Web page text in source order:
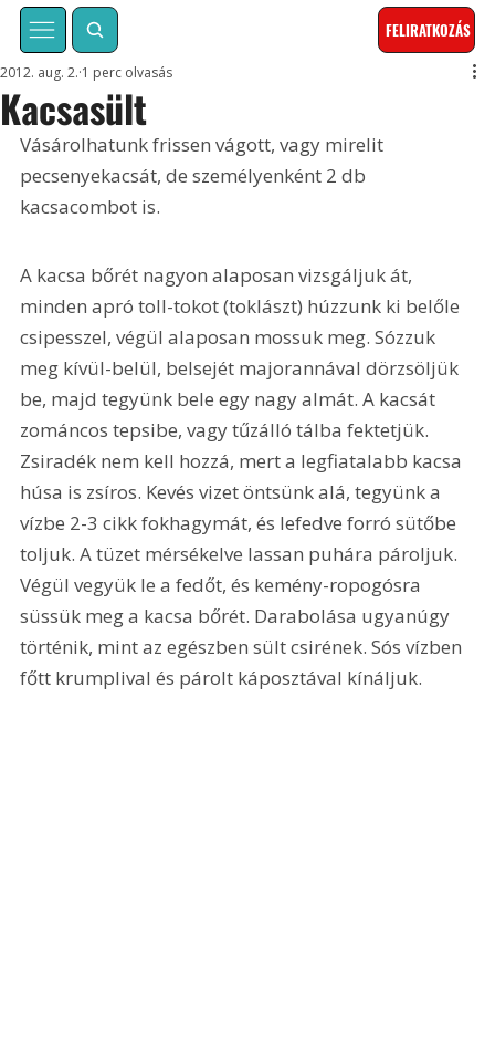
FELIRATKOZÁS
Kacsasült
2012. aug. 2. 1 perc olvasás
Vásárolhatunk frissen vágott, vagy mirelit
pecsenyekacsát, de személyenként 2 db
kacsacombot is.
A kacsa bőrét nagyon alaposan vizsgáljuk át,
minden apró toll-tokot (toklászt) húzzunk ki belőle
csipesszel, végül alaposan mossuk meg. Sózzuk
meg kívül-belül, belsejét majorannával dörzsöljük
be, majd tegyünk bele egy nagy almát. A kacsát
zománcos tepsibe, vagy tűzálló tálba fektetjük.
Zsiradék nem kell hozzá, mert a legfiatalabb kacsa
húsa is zsíros. Kevés vizet öntsünk alá, tegyünk a
vízbe 2-3 cikk fokhagymát, és lefedve forró sütőbe
toljuk. A tüzet mérsékelve lassan puhára pároljuk.
Végül vegyük le a fedőt, és kemény-ropogósra
süssük meg a kacsa bőrét. Darabolása ugyanúgy
történik, mint az egészben sült csirének. Sós vízben
főtt krumplival és párolt káposztával kínáljuk.